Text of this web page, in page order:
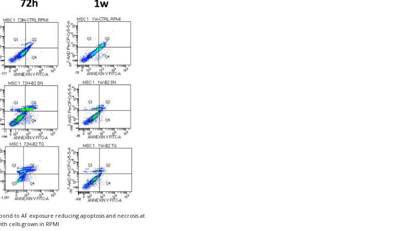
to AF exposure reducing apoptosis and necrosis at
cells grown in RPMI